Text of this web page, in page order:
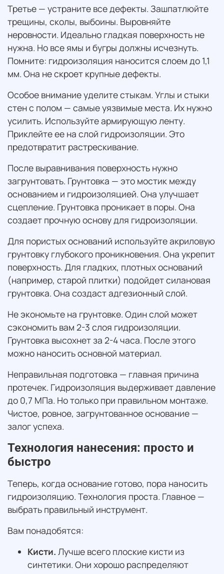
Третье — устраните все дефекты. Зашпатлюйте
трещины, сколы, выбоины. Выровняйте
неровности. Идеально гладкая поверхность не
нужна. Но все ямы и бугры должны исчезнуть.
Помните: гидроизоляция наносится слоем до 1,1
мм. Она не скроет крупные дефекты.
Особое внимание уделите стыкам. Углы и стыки
стен с полом — самые уязвимые места. Их нужно
усилить. Используйте армирующую ленту.
Приклейте ее на слой гидроизоляции. Это
предотвратит растрескивание.
После выравнивания поверхность нужно
загрунтовать. Грунтовка — это мостик между
основанием и гидроизоляцией. Она улучшает
сцепление. Грунтовка проникает в поры. Она
создает прочную основу для гидроизоляции.
Для пористых оснований используйте акриловую
грунтовку глубокого проникновения. Она укрепит
поверхность. Для гладких, плотных оснований
(например, старой плитки) подойдет силановая
грунтовка. Она создаст адгезионный слой.
Не экономьте на грунтовке. Один слой может
сэкономить вам 2-3 слоя гидроизоляции.
Грунтовка высохнет за 2-4 часа. После этого
можно наносить основной материал.
Неправильная подготовка — главная причина
протечек. Гидроизоляция выдерживает давление
до 0,7 МПа. Но только при правильном монтаже.
Чистое, ровное, загрунтованное основание —
залог успеха.
Технология нанесения: просто и
быстро
Теперь, когда основание готово, пора наносить
гидроизоляцию. Технология проста. Главное —
выбрать правильный инструмент.
Вам понадобятся:
Кисти. Лучше всего плоские кисти из
синтетики. Они хорошо распределяют